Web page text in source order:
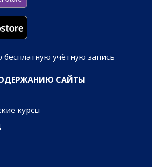
бесплатную учётную запись
САЙТЫ
курсы